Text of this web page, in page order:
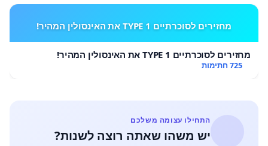
מחזירים לסוכרתיים TYPE 1 את האינסולין המהיר!
מחזירים לסוכרתיים TYPE 1 את האינסולין המהיר!
725 חתימות
התחילו עצומה משלכם
יש משהו שאתה רוצה לשנות?